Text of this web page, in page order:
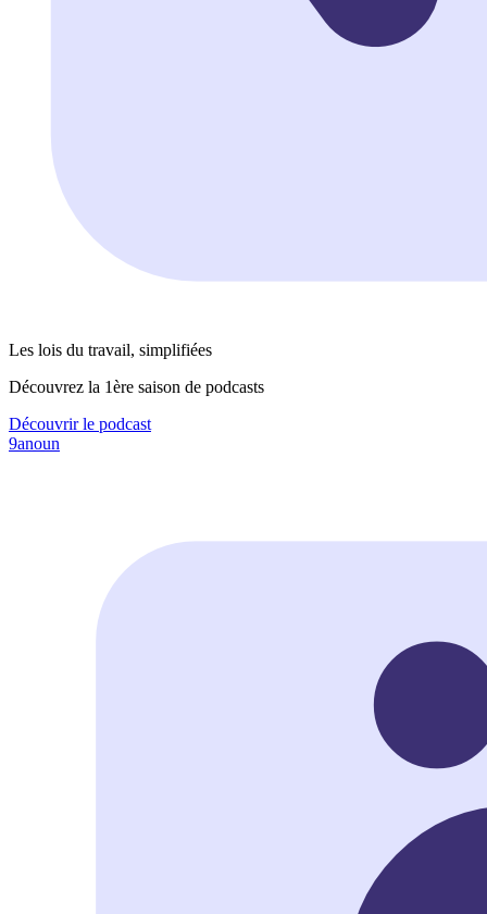
Les lois du travail, simplifiées
Découvrez la 1ère saison de podcasts
Découvrir le podcast
9anoun